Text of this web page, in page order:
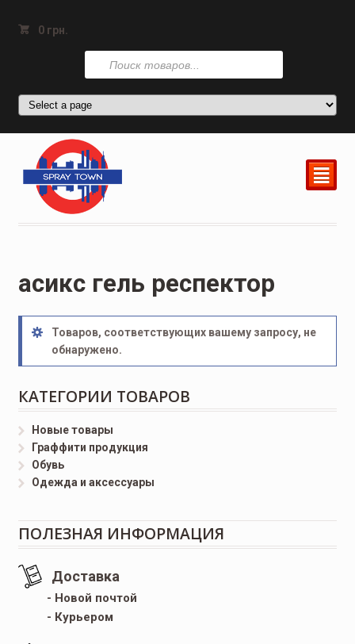
0 грн.
Поиск
товаров
²
асикс гель респектор
Товаров, соответствующих вашему запросу, не
обнаружено.
КАТЕГОРИИ ТОВАРОВ
Новые товары
Граффити продукция
Обувь
Одежда и аксессуары
ПОЛЕЗНАЯ ИНФОРМАЦИЯ
Доставка
- Новой почтой
- Курьером